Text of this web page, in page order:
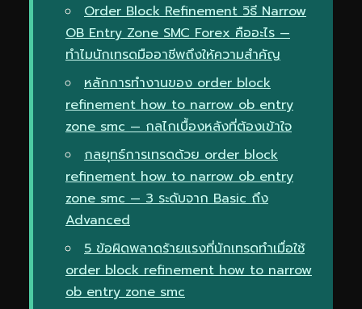
Order Block Refinement วิธี Narrow
OB Entry Zone SMC Forex คืออะไร —
ทำไมนักเทรดมืออาชีพถึงให้ความสำคัญ
หลักการทำงานของ order block
refinement how to narrow ob entry
zone smc — กลไกเบื้องหลังที่ต้องเข้าใจ
กลยุทธ์การเทรดด้วย order block
refinement how to narrow ob entry
zone smc — 3 ระดับจาก Basic ถึง
Advanced
5 ข้อผิดพลาดร้ายแรงที่นักเทรดทำเมื่อใช้
order block refinement how to narrow
ob entry zone smc